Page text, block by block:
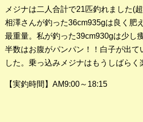
メジナは二人合計で21匹釣れました(
相澤さんが釣った36cm935gは良く肥
最重量。私が釣った39cm930gは少し
半数はお腹がパンパン！！白子が出て
した。乗っ込みメジナはもうしばらく
【実釣時間】AM9:00～18:15